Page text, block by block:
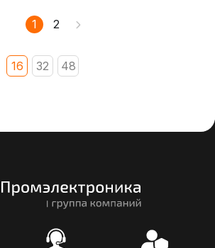
1 2
16 32 48